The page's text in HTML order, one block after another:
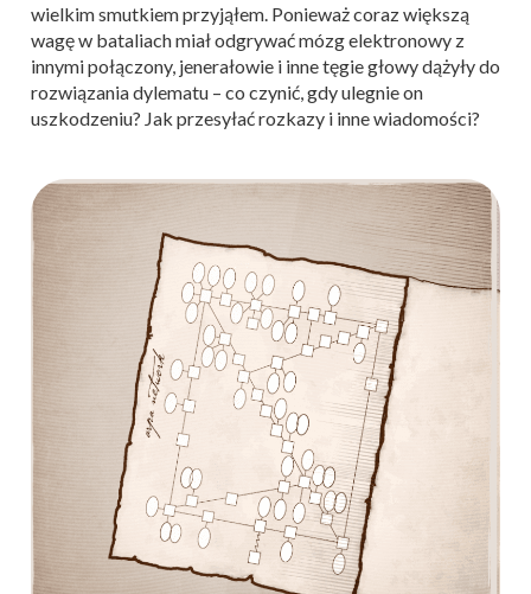
wielkim smutkiem przyjąłem. Ponieważ coraz większą
wagę w bataliach miał odgrywać mózg elektronowy z
innymi połączony, jenerałowie i inne tęgie głowy dążyły do
rozwiązania dylematu – co czynić, gdy ulegnie on
uszkodzeniu? Jak przesyłać rozkazy i inne wiadomości?